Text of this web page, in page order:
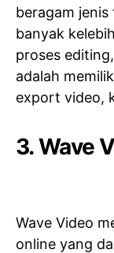
beragam
banyak
proses
adalah
export video,
3. Wave
Wave Video
online yang